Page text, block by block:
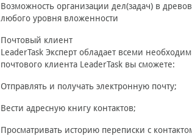
Возможность организации дел(задач) в
любого уровня вложенности
Почтовый клиент
LeaderTask Эксперт обладает всеми
почтового клиента LeaderTask вы сможете:
Отправлять и получать электронную почту;
Вести адресную книгу контактов;
Просматривать историю переписки с